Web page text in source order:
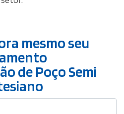
mesmo seu
de Poço Semi